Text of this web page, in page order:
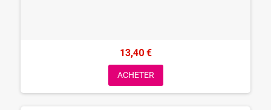
13,40 €
ACHETER